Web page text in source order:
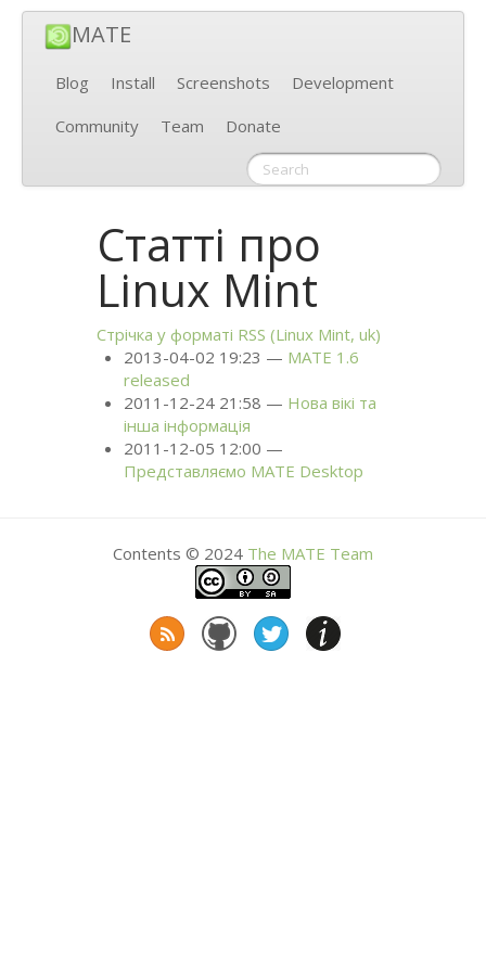
MATE
Blog Install Screenshots
Development
Community
Team Donate
Статті про
Linux Mint
Стрічка у форматі RSS (Linux Mint, uk)
2013-04-02 19:23
MATE 1.6
released
2011-12-24 21:58
Нова вікі та
інша інформація
2011-12-05 12:00
Представляємо MATE Desktop
Contents © 2024 The MATE Team